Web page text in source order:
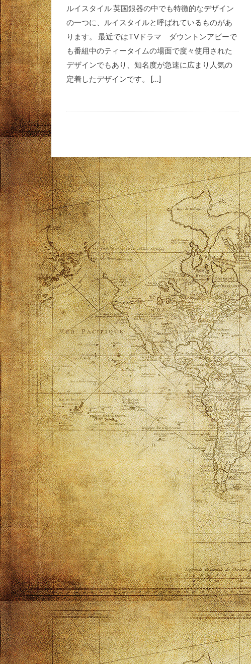
ルイスタイル 英国銀器の中でも特徴的なデザイン
の一つに、ルイスタイルと呼ばれているものがあ
ります。 最近ではTVドラマ ダウントンアビーで
も番組中のティータイムの場面で度々使用された
デザインでもあり、知名度が急速に広まり人気の
定着したデザインです。 […]